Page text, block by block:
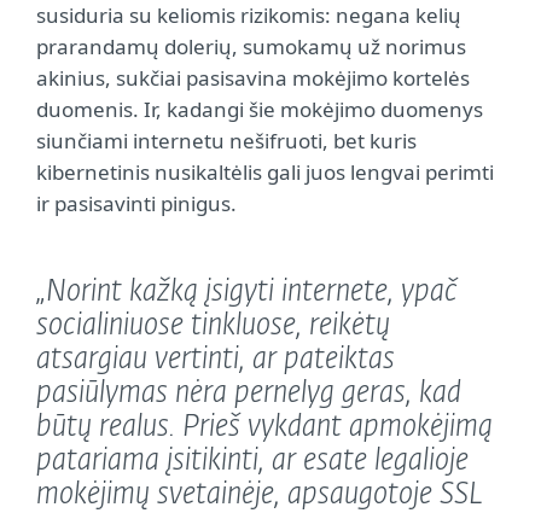
susiduria su keliomis rizikomis: negana kelių
prarandamų dolerių, sumokamų už norimus
akinius, sukčiai pasisavina mokėjimo kortelės
duomenis. Ir, kadangi šie mokėjimo duomenys
siunčiami internetu nešifruoti, bet kuris
kibernetinis nusikaltėlis gali juos lengvai perimti
ir pasisavinti pinigus.
„Norint kažką įsigyti internete, ypač
socialiniuose tinkluose, reikėtų
atsargiau vertinti, ar pateiktas
pasiūlymas nėra pernelyg geras, kad
būtų realus. Prieš vykdant apmokėjimą
patariama įsitikinti, ar esate legalioje
mokėjimų svetainėje, apsaugotoje SSL